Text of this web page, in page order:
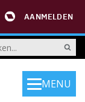
AANMELDEN
MENU